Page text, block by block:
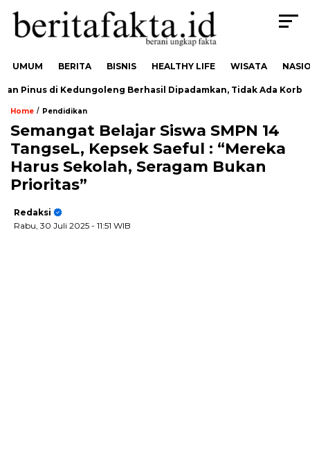
UMUM BERITA BISNIS HEALTHY LIFE WISATA
Pinus di Kedungoleng Berhasil Dipadamkan, Tidak Ada Korban
Home / Pendidikan
Semangat Belajar Siswa SMPN 14
TangseL, Kepsek Saeful : “Mereka
Harus Sekolah, Seragam Bukan
Prioritas”
Redaksi
Rabu, 30 Juli 2025 - 11:51 WIB